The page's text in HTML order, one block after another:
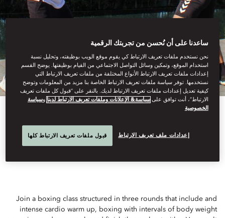
BOXING SESSION
Join a boxing class structured in three rounds that include and
intense cardio warm up, boxing with intervals of body weight
ساعدنا على أن نُحسن من تجربتك الرقمية
نحن نستخدم ملفات تعريف الارتباط كي يقوم موقع الويب بوظيفته، وتحليل نسبة
استخدام الموقع، وتمكين وسائل التواصل الاجتماعي من القيام بوظيفتها. يوضح القسم
إعدادات ملفات تعريف الارتباط الأنواع المختلفة من ملفات تعريف الارتباط التي
نستخدمها. توفر سياسة ملفات تعريف الارتباط الخاصة بنا مزيد من المعلومات وتوضح
كيفية تعديل إعدادات ملفات تعريف الارتباط لديك. بالنقر على “قبول كل ملفات تعريف
الارتباط”، أنت توافق علىسياسة& الإعلانات وملفات تعريف الارتباط لدينا وسياسة
الخصوصية
إعدادات ملف تعريف الارتباط قبول ملفات تعريف الارتباط كلها